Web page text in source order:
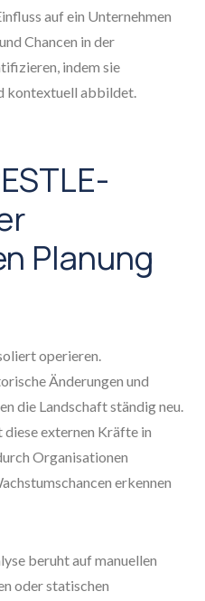
auf ein Unternehmen
Chancen in der
indem sie
kontextuell abbildet.
Planung
operieren.
Änderungen und
die Landschaft ständig neu.
externen Kräfte in
Organisationen
erkennen
beruht auf manuellen
oder statischen